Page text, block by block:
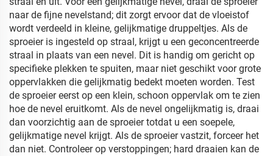
naar de fijne nevelstand; dit zorgt ervoor dat de vloeistof
wordt verdeeld in kleine, gelijkmatige druppeltjes. Als de
sproeier is ingesteld op straal, krijgt u een geconcentreerde
straal in plaats van een nevel. Dit is handig om gericht op
specifieke plekken te spuiten, maar niet geschikt voor grote
oppervlakken die gelijkmatig bedekt moeten worden. Test
de sproeier eerst op een klein, schoon oppervlak om te zien
hoe de nevel eruitkomt. Als de nevel ongelijkmatig is, draai
dan voorzichtig aan de sproeier totdat u een soepele,
gelijkmatige nevel krijgt. Als de sproeier vastzit, forceer het
dan niet. Controleer op verstoppingen; hard draaien kan de